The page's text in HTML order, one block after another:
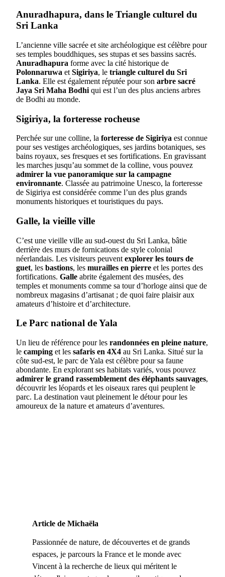
Anuradhapura, dans le Triangle culturel du
Sri Lanka
L’ancienne ville sacrée et site archéologique est célèbre pour
ses temples bouddhiques, ses stupas et ses bassins sacrés.
Anuradhapura forme avec la cité historique de
Polonnaruwa et Sigiriya, le triangle culturel du Sri
Lanka. Elle est également réputée pour son arbre sacré
Jaya Sri Maha Bodhi qui est l’un des plus anciens arbres
de Bodhi au monde.
Sigiriya, la forteresse rocheuse
Perchée sur une colline, la forteresse de Sigiriya est connue
pour ses vestiges archéologiques, ses jardins botaniques, ses
bains royaux, ses fresques et ses fortifications. En gravissant
les marches jusqu’au sommet de la colline, vous pouvez
admirer la vue panoramique sur la campagne
environnante. Classée au patrimoine Unesco, la forteresse
de Sigiriya est considérée comme l’un des plus grands
monuments historiques et touristiques du pays.
Galle, la vieille ville
C’est une vieille ville au sud-ouest du Sri Lanka, bâtie
derrière des murs de fornications de style colonial
néerlandais. Les visiteurs peuvent explorer les tours de
guet, les bastions, les murailles en pierre et les portes des
fortifications. Galle abrite également des musées, des
temples et monuments comme sa tour d’horloge ainsi que de
nombreux magasins d’artisanat ; de quoi faire plaisir aux
amateurs d’histoire et d’architecture.
Le Parc national de Yala
Un lieu de référence pour les randonnées en pleine nature,
le camping et les safaris en 4X4 au Sri Lanka. Situé sur la
côte sud-est, le parc de Yala est célèbre pour sa faune
abondante. En explorant ses habitats variés, vous pouvez
admirer le grand rassemblement des éléphants sauvages,
découvrir les léopards et les oiseaux rares qui peuplent le
parc. La destination vaut pleinement le détour pour les
amoureux de la nature et amateurs d’aventures.
Article de Michaëla
Passionnée de nature, de découvertes et de grands
espaces, je parcours la France et le monde avec
Vincent à la recherche de lieux qui méritent le